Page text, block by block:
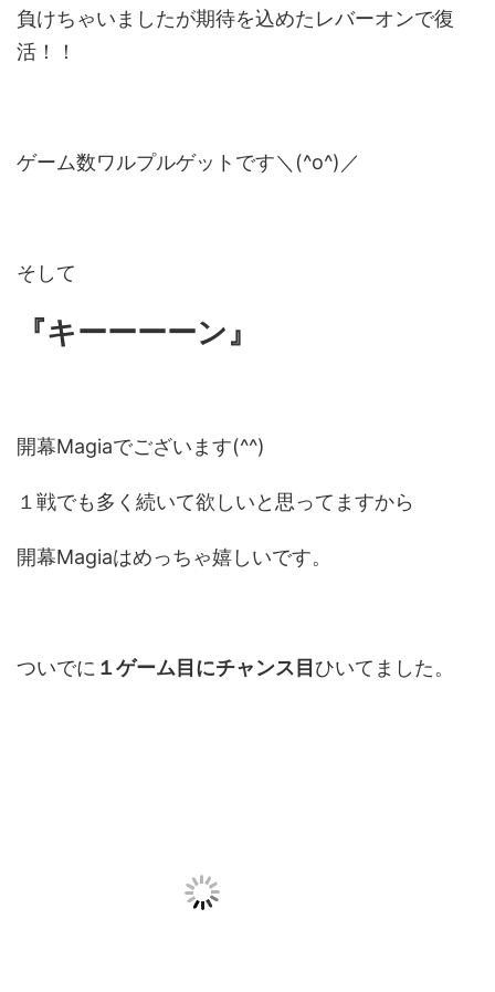
負けちゃいましたが期待を込めたレバーオンで復
活！！
ゲーム数ワルプルゲットです＼(^o^)／
そして
『キーーーーン』
開幕Magiaでございます(^^)
１戦でも多く続いて欲しいと思ってますから
開幕Magiaはめっちゃ嬉しいです。
ついでに １ゲーム目にチャンス目 ひいてました。